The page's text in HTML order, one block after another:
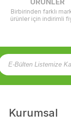
Birbirinden farklı
ürünler için indirimli
Kurumsal